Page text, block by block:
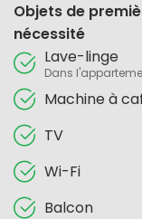
Objets de
nécessité
Lave-linge
Dans
Machine à
TV
Wi-Fi
Balcon